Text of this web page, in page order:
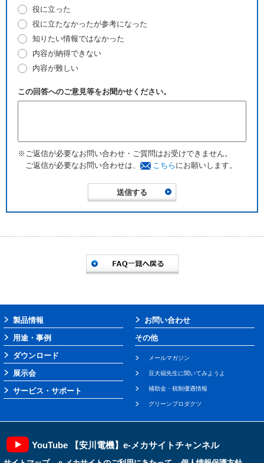
役に立った
役に立たなかったが参考になった
知りたい情報ではなかった
内容が納得できない
内容が難しい
この回答へのご意見等をお聞かせください。
※ご返信が必要なお問い合わせ・ご質問はお受けできません。
ご返信が必要なお問い合わせは、
こちら にお願いします。
製品情報
用途・事例
ダウンロード
展示会
サービス・サポート
お問い合わせ
その他
メールマガジン
豆大福先生に聞いてみようよ
補助金・税制優遇情報
グリーンプロダクツ
YouTube 【安川電機】e-メカサイトチャンネル